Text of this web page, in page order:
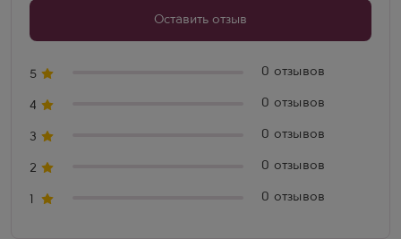
традиции с инновациями, следуя принципу "качество - лучшая
маркетинговая стратегия".Оставить отзыв
5 0 отзывов
4 0 отзывов
3 0 отзывов
2 0 отзывов
1 0 отзывов